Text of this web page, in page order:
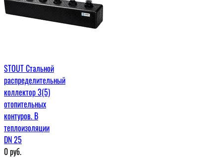
STOUT Стальной
распределительный
коллектор 3(5)
отопительных
контуров. В
теплоизоляции
DN 25
0руб.